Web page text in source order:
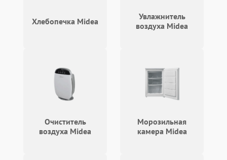
Хлебопечка Midea
Увлажнитель
воздуха Midea
Очиститель
воздуха Midea
Морозильная
камера Midea